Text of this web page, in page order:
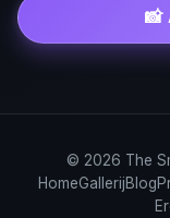
📸
© 2026 The
HomeGallerijBlog